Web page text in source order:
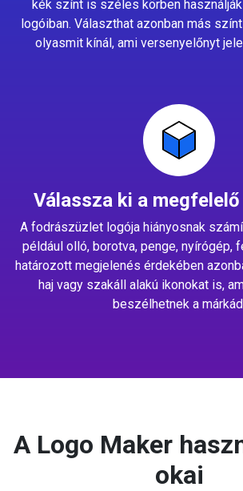
kék színt is széles körben
logóiban. Választhat azonban más
olyasmit kínál, ami versenyelőnyt
Válassza ki a
A fodrászüzlet logója hiányosnak
például olló, borotva, penge, nyírógép,
határozott megjelenés érdekében
haj vagy szakáll alakú ikonokat is,
beszélhetnek a
A Logo Maker
okai